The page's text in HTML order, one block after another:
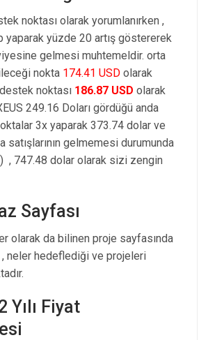
noktası olarak yorumlanırken ,
yaparak yüzde 20 artış göstererek
gelmesi muhtemeldir. orta
nokta 174.41 USD olarak
noktası 186.87 USD olarak
249.16 Doları gördüğü anda
3x yaparak 373.74 dolar ve
satışlarının gelmemesi durumunda
, 747.48 dolar olarak sizi zengin
Sayfası
olarak da bilinen proje sayfasında
, neler hedeflediği ve projeleri
Yılı Fiyat